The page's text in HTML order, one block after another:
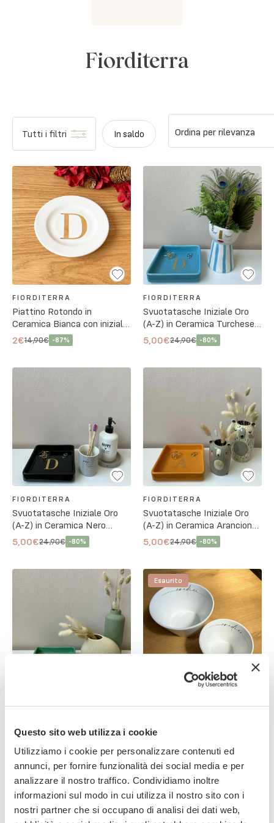
Questo sito web utilizza i cookie
Utilizziamo i cookie per personalizzare contenuti ed
annunci, per fornire funzionalità dei social media e per
analizzare il nostro traffico. Condividiamo inoltre
informazioni sul modo in cui utilizza il nostro sito con i
nostri partner che si occupano di analisi dei dati web,
Fiorditerra
Tutti i filtri In saldo Ordina per rilevanza
FIORDITERRA
Piattino Rotondo in
Ceramica Bianca con iniziale
Oro 14cm (A-Z)
2€14,90€ -87%
FIORDITERRA
Svuotatasche Iniziale Oro
(A-Z) in Ceramica Turchese
17x17 cm
5,00€24,90€ -80%
FIORDITERRA
Svuotatasche Iniziale Oro
(A-Z) in Ceramica Nero
17x17 cm
5,00€24,90€ -80%
FIORDITERRA
Svuotatasche Iniziale Oro
(A-Z) in Ceramica Arancione
17x17 cm
5,00€24,90€ -80%
(A-Z) in Ceramica Verde
17x17 cm
Esaurito
Credici linea calligrafa (2
misure)
Ricevi uno sconto del 10% sul
tuo prossimo ordine
Iscriviti subito alla nostra newsletter
La tua email